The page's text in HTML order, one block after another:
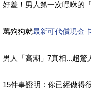
好羞！男人第一次嘿咻的「
罵狗狗就最新可代償現金
男人「高潮」7真相...超驚
15件事證明：你已經做得